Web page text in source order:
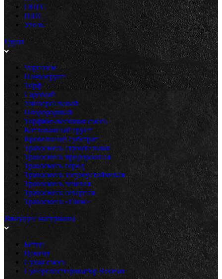
ОПГС
ЩПС
Уголь
Грунт
Чернозем
Почвогрунт
Торф
Садовый
Универсальный
Плодородный
Торфяно-песчаная смесь
Котлованный грунт
Кровельный субстрат
Травосмесь строительная
Травосмесь придорожная
Травосмесь город
Травосмесь засухоустойчивая
Травосмесь теневая
Травосмесь северная
Травосмесь «Гном»
Вяжущие материалы
Бетон
Цемент
Сухая смесь
Суперпластификатор Reomax